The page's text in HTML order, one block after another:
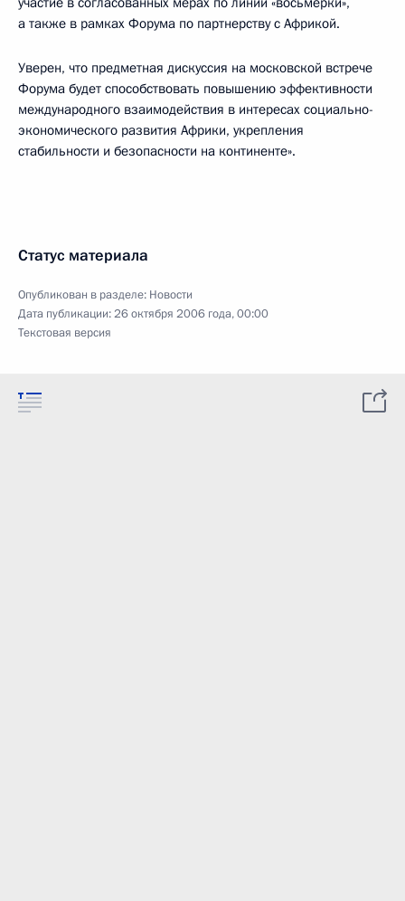
а также в рамках Форума по партнерству с Африкой.
Уверен, что предметная дискуссия на московской встрече
Форума будет способствовать повышению эффективности
международного взаимодействия в интересах социально-
экономического развития Африки, укрепления
стабильности и безопасности на континенте».
Статус материала
Опубликован в разделе: Новости
Дата публикации:26 октября 2006 года, 00:00
Текстовая версия